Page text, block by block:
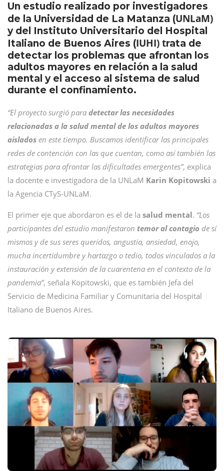
Un estudio realizado por investigadores
de la Universidad de La Matanza (UNLaM)
y del Instituto Universitario del Hospital
Italiano de Buenos Aires (IUHI) trata de
detectar los problemas que afrontan los
adultos mayores en relación a la salud
mental y el acceso al sistema de salud
durante el confinamiento.
“El proyecto surgió para detectar las necesidades
relacionadas a la salud mental de los adultos mayores
aislados en este tiempo. Buscamos identificar las principales
redes de contención con las que cuentan, como así también las
estrategias para afrontar las dificultades emergentes”, explica
la docente e investigadora de la UNLaM Karin Kopitowski a
la Agencia CTyS-UNLaM.
El primer eje que abordaron es el de la salud mental. “Los
participantes del estudio manifestaron temor al contagio de sí
mismos y de sus seres queridos, angustia, ansiedad, enojo,
mucha incertidumbre y hartazgo o tedio, todos vinculados a la
instauración y extensión de la cuarentena en el contexto de la
pandemia”, señala Kopitowski, que es también Jefa del
Servicio de Medicina Familiar y Comunitaria del Hospital
Italiano de Buenos Aires.